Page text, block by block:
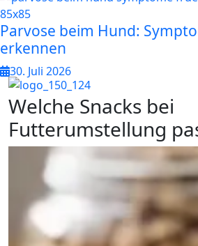
Parvose beim Hund:
erkennen
30. Juli 2026
Welche Snacks bei
Futterumstellung pa